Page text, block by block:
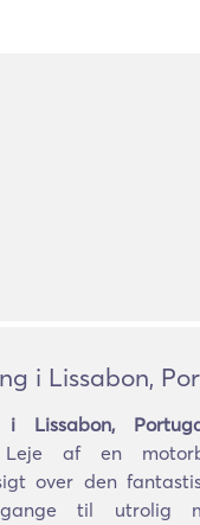
i Lissabon,
Lissabon,
Leje af en
over den
til utrolig